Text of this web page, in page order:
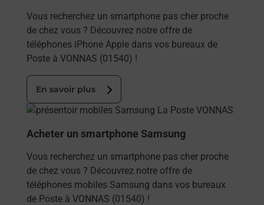
Vous recherchez un smartphone pas cher proche
de chez vous ? Découvrez notre offre de
téléphones iPhone Apple dans vos bureaux de
Poste à VONNAS (01540) !
En savoir plus
En savoir plus
Acheter un smartphone Samsung
Vous recherchez un smartphone pas cher proche
de chez vous ? Découvrez notre offre de
téléphones mobiles Samsung dans vos bureaux
de Poste à VONNAS (01540) !